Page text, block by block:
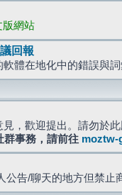
版網站
回報
體在地化中的錯誤與
，歡迎提出。請勿於
群事務，請前往 moztw-
公告/聊天的地方但禁止